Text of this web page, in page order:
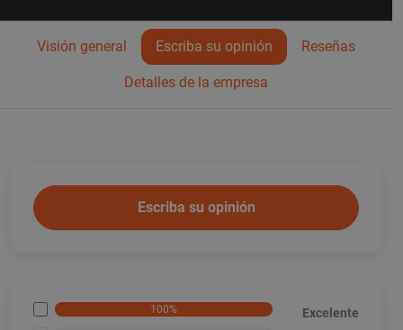
Visión general Escriba su opinión Reseñas
Detalles de la empresa
Escriba su opinión
100% Excelente